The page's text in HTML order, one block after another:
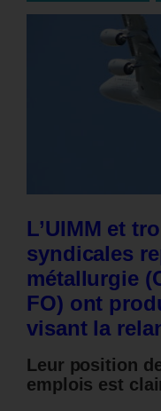
L’UIMM et
syndicales
métallurgie
FO) ont
visant la
Leur position
emplois est